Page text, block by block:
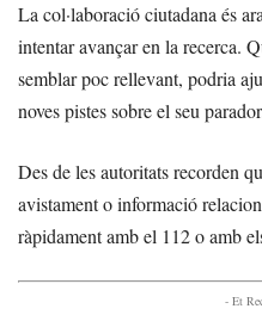
La col·laboració ciutadana és
intentar avançar en la recerca.
semblar poc rellevant, podria
noves pistes sobre el seu
Des de les autoritats recorden
avistament o informació
ràpidament amb el 112 o amb
- Et